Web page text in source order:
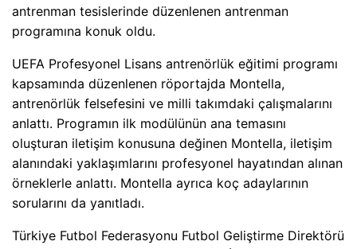
antrenman tesislerinde düzenlenen antrenman
programına konuk oldu.
UEFA Profesyonel Lisans antrenörlük eğitimi programı
kapsamında düzenlenen röportajda Montella,
antrenörlük felsefesini ve milli takımdaki çalışmalarını
anlattı. Programın ilk modülünün ana temasını
oluşturan iletişim konusuna değinen Montella, iletişim
alanındaki yaklaşımlarını profesyonel hayatından alınan
örneklerle anlattı. Montella ayrıca koç adaylarının
sorularını da yanıtladı.
Türkiye Futbol Federasyonu Futbol Geliştirme Direktörü